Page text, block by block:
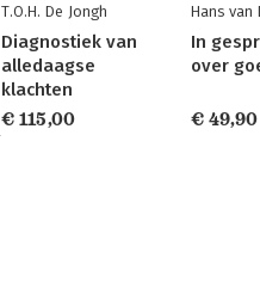
T.O.H. De Jongh
Diagnostiek van
alledaagse
klachten
€ 115,00
Hans van
In
over
€ 49,90